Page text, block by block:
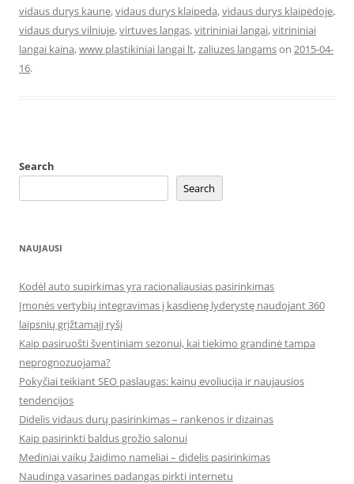
vidaus durys kaune,vidaus durys klaipeda,vidaus durys klaipėdoje,
vidaus durys vilniuje,virtuves langas,vitrininiai langai,vitrininiai
langai kaina,www plastikiniai langai lt,zaliuzes langamson 2015-04-
16.
Search
Search
NAUJAUSI
Kodėl auto supirkimas yra racionaliausias pasirinkimas
Įmonės vertybių integravimas į kasdienę lyderystę naudojant 360
laipsnių grįžtamąjį ryšį
Kaip pasiruošti šventiniam sezonui, kai tiekimo grandinė tampa
neprognozuojama?
Pokyčiai teikiant SEO paslaugas: kainų evoliucija ir naujausios
tendencijos
Didelis vidaus durų pasirinkimas – rankenos ir dizainas
Kaip pasirinkti baldus grožio salonui
Mediniai vaikų žaidimo nameliai – didelis pasirinkimas
Naudinga vasarines padangas pirkti internetu